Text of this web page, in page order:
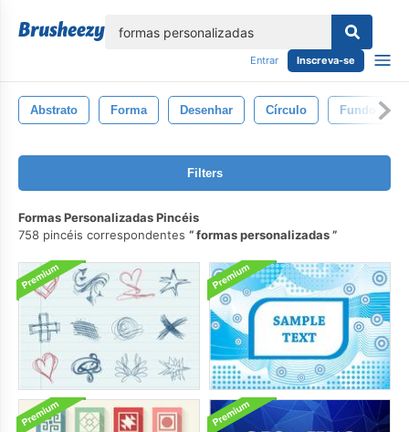
Entrar Inscreva-se
Abstrato Forma Desenhar Círculo Fundo
Filters
Formas Personalizadas Pincéis
758 pincéis correspondentes
formas personalizadas